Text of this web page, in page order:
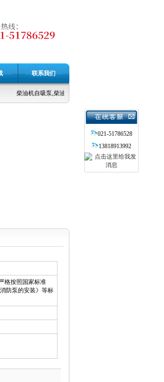
联系我们
柴油机自吸泵,柴油机矿用泵,柴油机应急泵,防汛排涝泵车
021-51786528
13818913992
格按照国家标准
防泵的安装》等标